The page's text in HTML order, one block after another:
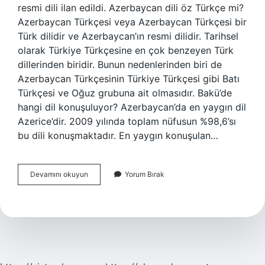
resmi dili ilan edildi. Azerbaycan dili öz Türkçe mi?
Azerbaycan Türkçesi veya Azerbaycan Türkçesi bir
Türk dilidir ve Azerbaycan’ın resmi dilidir. Tarihsel
olarak Türkiye Türkçesine en çok benzeyen Türk
dillerinden biridir. Bunun nedenlerinden biri de
Azerbaycan Türkçesinin Türkiye Türkçesi gibi Batı
Türkçesi ve Oğuz grubuna ait olmasıdır. Bakü’de
hangi dil konuşuluyor? Azerbaycan’da en yaygın dil
Azerice’dir. 2009 yılında toplam nüfusun %98,6’sı
bu dili konuşmaktadır. En yaygın konuşulan…
Devamını okuyun Azerbaycanda
Türkçe
Yorum Bırak